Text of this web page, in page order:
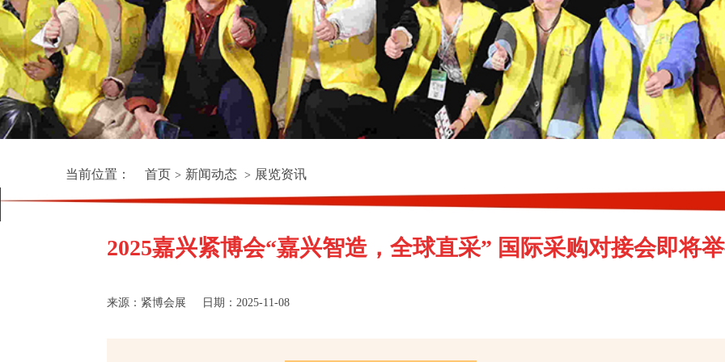
当前位置： 首页 > 新闻动态 > 展览资讯
2025嘉兴紧博会“嘉兴智造，全球直采” 国际采购对接会即将
来源：紧博会展 日期：2025-11-08